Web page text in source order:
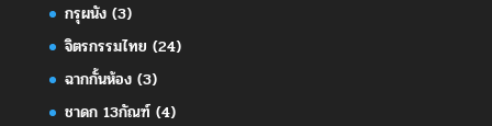
กรุผนัง(3)
จิตรกรรมไทย (24)
ฉากกั้นห้อง(3)
ชาดก 13กัณฑ์(4)